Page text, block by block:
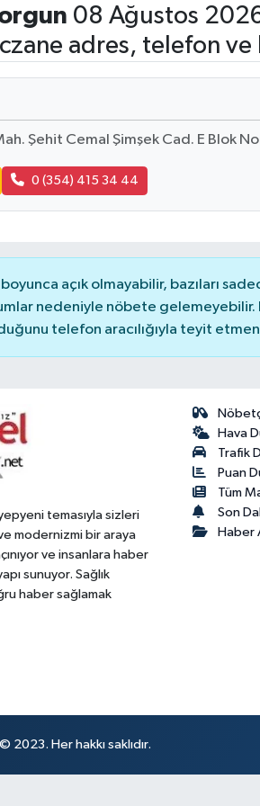
08 Ağustos
adres, telefon ve
Şehit Cemal Şimşek Cad. E Blok
0 (354) 415 34 44
açık olmayabilir, bazıları
nedeniyle nöbete gelemeyebilir.
telefon aracılığıyla teyit
temasıyla sizleri
modernizmi bir araya
ve insanlara haber
sunuyor. Sağlık
haber sağlamak
Hava
Trafik
Puan
Tüm
Son
Haber
2023. Her hakkı saklıdır.